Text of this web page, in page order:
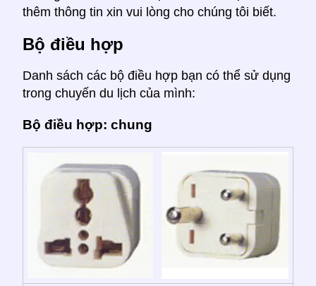
thêm thông tin xin vui lòng cho chúng tôi biết.
Bộ điều hợp
Danh sách các bộ điều hợp bạn có thể sử dụng
trong chuyến du lịch của mình:
Bộ điều hợp: chung